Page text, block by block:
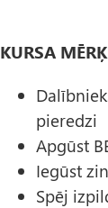
KURSA
pieredzi
Apgūst
Iegūst
Spēj